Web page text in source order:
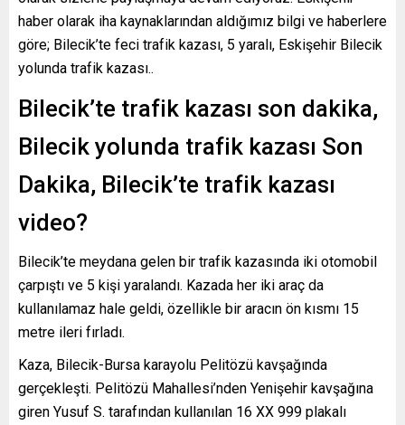
haber olarak iha kaynaklarından aldığımız bilgi ve haberlere
göre; Bilecik’te feci trafik kazası, 5 yaralı, Eskişehir Bilecik
yolunda trafik kazası..
Bilecik’te trafik kazası son dakika,
Bilecik yolunda trafik kazası Son
Dakika, Bilecik’te trafik kazası
video?
Bilecik’te meydana gelen bir trafik kazasında iki otomobil
çarpıştı ve 5 kişi yaralandı. Kazada her iki araç da
kullanılamaz hale geldi, özellikle bir aracın ön kısmı 15
metre ileri fırladı.
Kaza, Bilecik-Bursa karayolu Pelitözü kavşağında
gerçekleşti. Pelitözü Mahallesi’nden Yenişehir kavşağına
giren Yusuf S. tarafından kullanılan 16 XX 999 plakalı